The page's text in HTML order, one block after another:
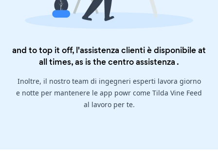
and to top it off, l'assistenza clienti è disponibile at
all times, as is thecentro assistenza .
Inoltre, il nostro team di ingegneri esperti lavora giorno
e notte per mantenere le app powr come Tilda Vine Feed
al lavoro per te.